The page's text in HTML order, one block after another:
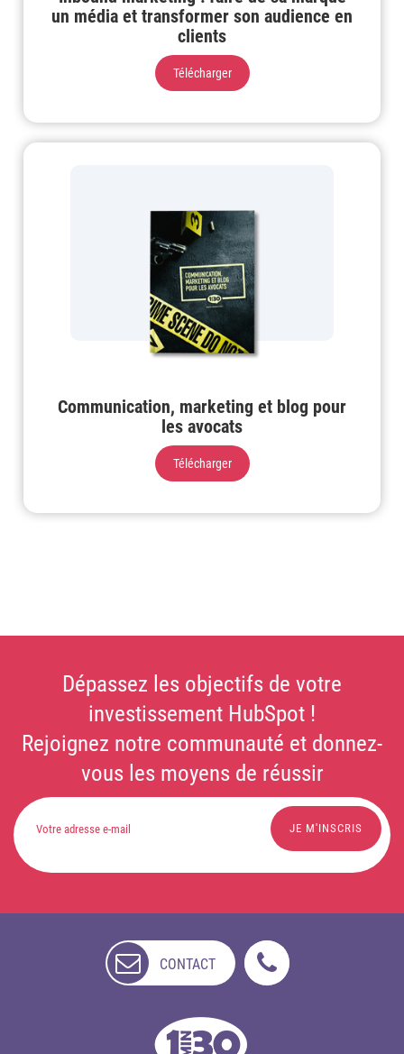
un média et transformer son audience en
clients
Télécharger
Communication, marketing et blog pour
les avocats
Télécharger
Dépassez les objectifs de votre
investissement HubSpot !
Rejoignez notre communauté et donnez-
vous les moyens de réussir
CONTACT
DISPONIBLE